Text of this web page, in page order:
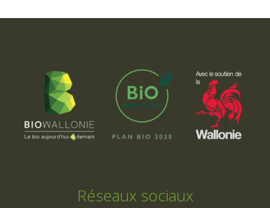
Réseaux sociaux